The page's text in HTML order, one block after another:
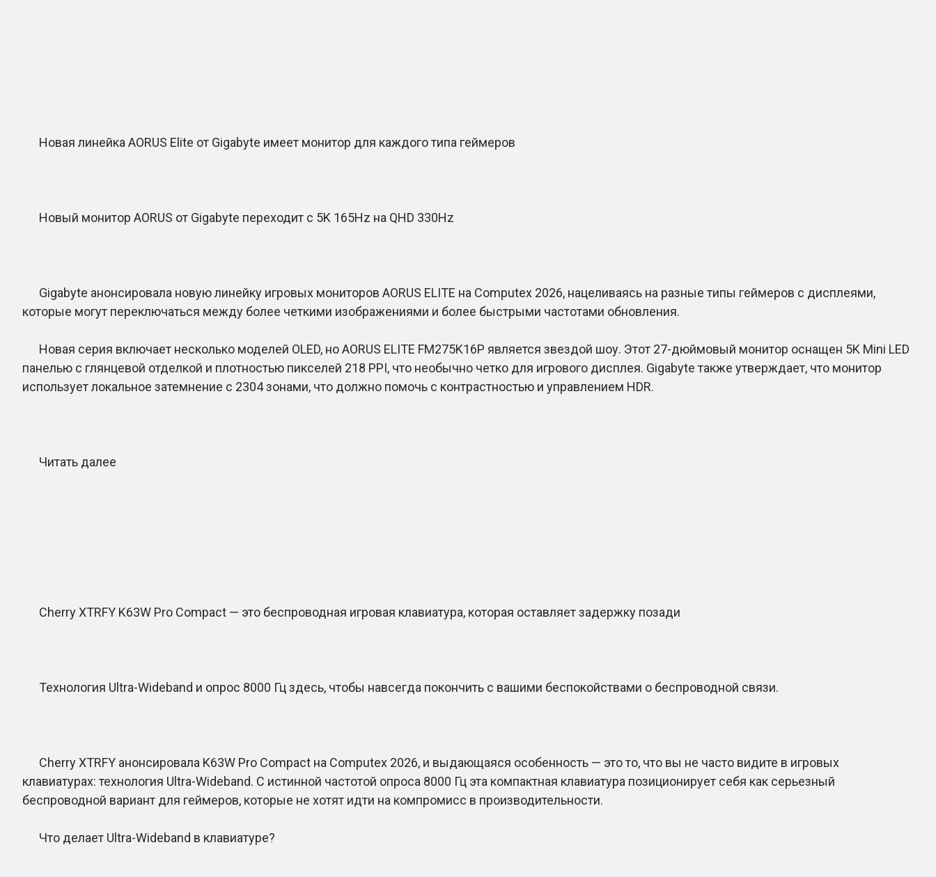
Новая линейка AORUS Elite от Gigabyte имеет монитор для каждого типа геймеров
Новый монитор AORUS от Gigabyte переходит с 5K 165Hz на QHD 330Hz
Gigabyte анонсировала новую линейку игровых мониторов AORUS ELITE на Computex 2026, нацеливаясь на разные типы геймеров с дисплеями,
которые могут переключаться между более четкими изображениями и более быстрыми частотами обновления.
Новая серия включает несколько моделей OLED, но AORUS ELITE FM275K16P является звездой шоу. Этот 27-дюймовый монитор оснащен 5K Mini LED
панелью с глянцевой отделкой и плотностью пикселей 218 PPI, что необычно четко для игрового дисплея. Gigabyte также утверждает, что монитор
использует локальное затемнение с 2304 зонами, что должно помочь с контрастностью и управлением HDR.
Читать далее
Cherry XTRFY K63W Pro Compact — это беспроводная игровая клавиатура, которая оставляет задержку позади
Технология Ultra-Wideband и опрос 8000 Гц здесь, чтобы навсегда покончить с вашими беспокойствами о беспроводной связи.
Cherry XTRFY анонсировала K63W Pro Compact на Computex 2026, и выдающаяся особенность — это то, что вы не часто видите в игровых
клавиатурах: технология Ultra-Wideband. С истинной частотой опроса 8000 Гц эта компактная клавиатура позиционирует себя как серьезный
беспроводной вариант для геймеров, которые не хотят идти на компромисс в производительности.
Что делает Ultra-Wideband в клавиатуре?